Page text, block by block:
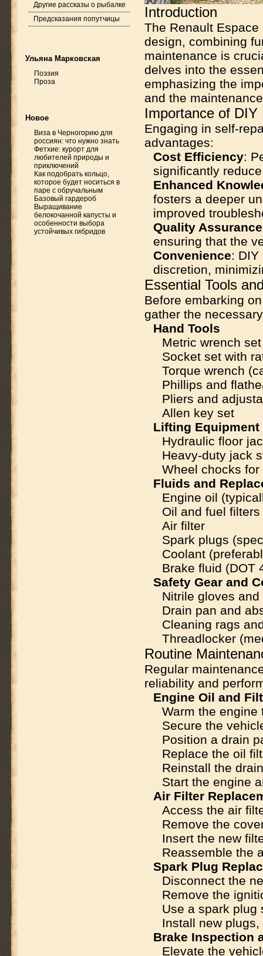
Другие рассказы о рыбалке
Предсказания попутчицы
Ульяна Марковская
Поэзия
Проза
Новое
Виза в Черногорию для
россиян: что нужно знать
Фетхие: курорт для
любителей природы и
приключений
Как подобрать кольцо,
которое будет носиться в
паре с обручальным
Базовый гардероб
Выращивание
белокочанной капусты и
особенности выбора
устойчивых гибридов
Introduction
The Renault
design, combining
maintenance is
delves into the
emphasizing the
and the
Importance of DIY
Engaging in self-
advantages:
Cost Efficiency:
significantly
Enhanced
fosters a deeper
improved
Quality Assurance
ensuring that the
Convenience:
discretion,
Essential Tools
Before embarking
gather the
Hand Tools
Metric wrench
Socket set with
Torque wrench
Phillips and
Pliers and
Allen key set
Lifting Equipment
Hydraulic floor
Heavy-duty jack
Wheel chocks
Fluids and
Engine oil
Oil and fuel filters
Air filter
Spark plugs
Coolant
Brake fluid (DOT
Safety Gear and
Nitrile gloves
Drain pan and
Cleaning rags
Threadlocker
Routine
Regular
reliability and
Engine Oil and
Warm the
Secure the
Position a drain
Replace the oil
Reinstall the
Start the engine
Air Filter
Access the air
Remove the
Insert the new
Reassemble the
Spark Plug
Disconnect the
Remove the
Use a spark plug
Install new
Brake Inspection
Elevate the